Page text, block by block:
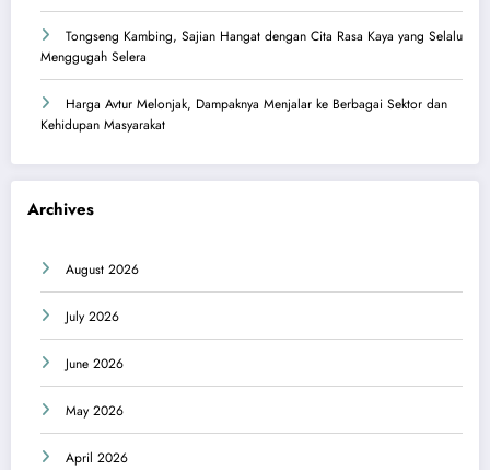
Tongseng Kambing, Sajian Hangat dengan Cita Rasa Kaya yang Selalu
Menggugah Selera
Harga Avtur Melonjak, Dampaknya Menjalar ke Berbagai Sektor dan
Kehidupan Masyarakat
Archives
August 2026
July 2026
June 2026
May 2026
April 2026